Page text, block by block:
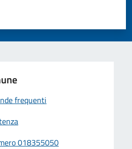
su 5
su 5
5
frequenti
018355050